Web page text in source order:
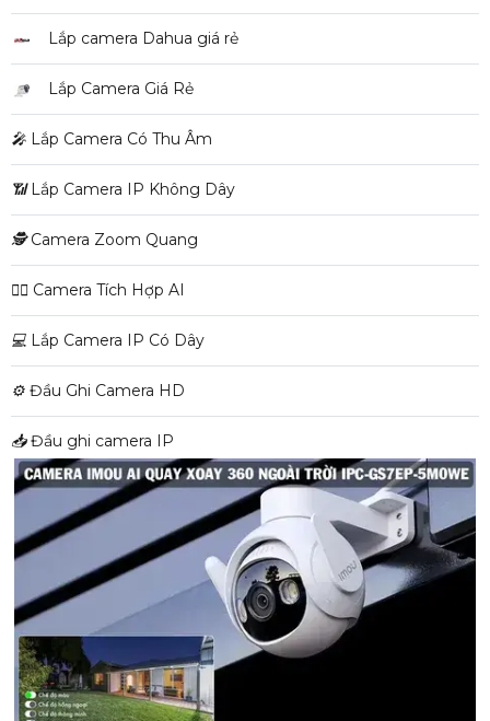
Lắp camera Dahua giá rẻ
Lắp Camera Giá Rẻ
️🎤️ Lắp Camera Có Thu Âm
📶 Lắp Camera IP Không Dây
🕵️Camera Zoom Quang
🧛‍♀️ Camera Tích Hợp AI
💻 Lắp Camera IP Có Dây
⚙️ Đầu Ghi Camera HD
📥Đầu ghi camera IP